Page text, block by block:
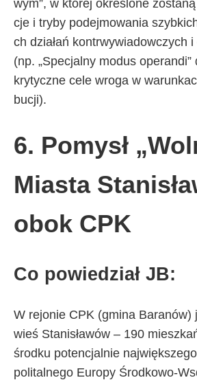
wym”, w któ­rej okre­ślo­ne
cje i try­by po­dej­mo­wa­nia
ch dzia­łań kontr­wy­wia­dow­czy­ch
(np. „Spe­cjal­ny mo­dus
kry­tycz­ne ce­le wro­ga w
bu­cji).
6. Po­my­sł
Mia­sta
obok CPK
Co po­wie­dział JB:
W re­jo­nie CPK (gmi­na Ba­ra­nów)
wieś Sta­ni­sła­wów – 190
środ­ku po­ten­cjal­nie
po­li­tal­ne­go Eu­ro­py Środ­ko­wo-